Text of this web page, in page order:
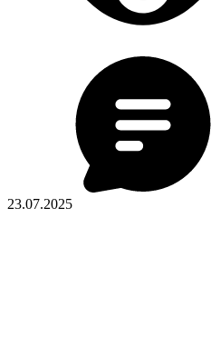
23.07.2025